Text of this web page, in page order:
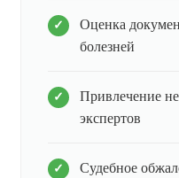
Оценка
болезней
Привлечение
экспертов
Судебное